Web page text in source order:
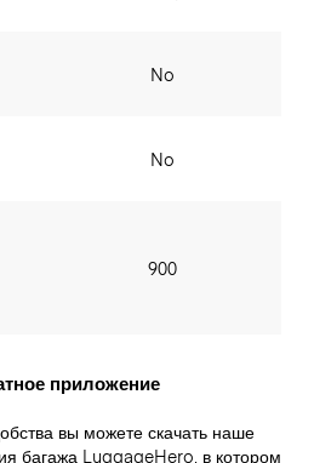
No
No
900
приложение
вы можете скачать наше
багажа LuggageHero, в котором